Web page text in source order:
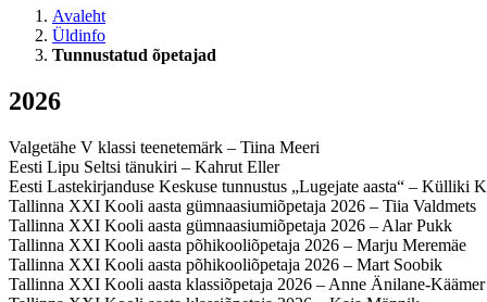
Avaleht
Üldinfo
Tunnustatud õpetajad
2026
Valgetähe V klassi teenetemärk – Tiina Meeri
Eesti Lipu Seltsi tänukiri – Kahrut Eller
Eesti Lastekirjanduse Keskuse tunnustus „Lugejate aasta“ – Külliki
Tallinna XXI Kooli aasta gümnaasiumiõpetaja 2026 – Tiia Valdmets
Tallinna XXI Kooli aasta gümnaasiumiõpetaja 2026 – Alar Pukk
Tallinna XXI Kooli aasta põhikooliõpetaja 2026 – Marju Meremäe
Tallinna XXI Kooli aasta põhikooliõpetaja 2026 – Mart Soobik
Tallinna XXI Kooli aasta klassiõpetaja 2026 – Anne Änilane-Käämer